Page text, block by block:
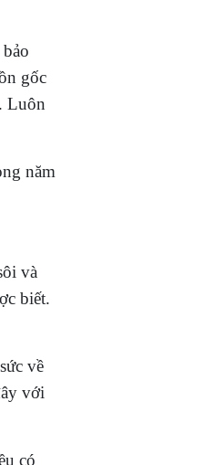
gốc
Luôn
năm
và
biết.
về
với
có